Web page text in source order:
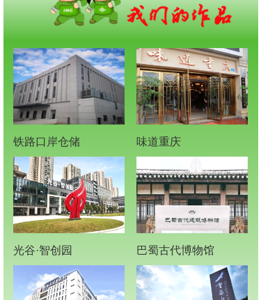
铁路口岸仓储 味道重庆
光谷·智创园 巴蜀古代博物馆